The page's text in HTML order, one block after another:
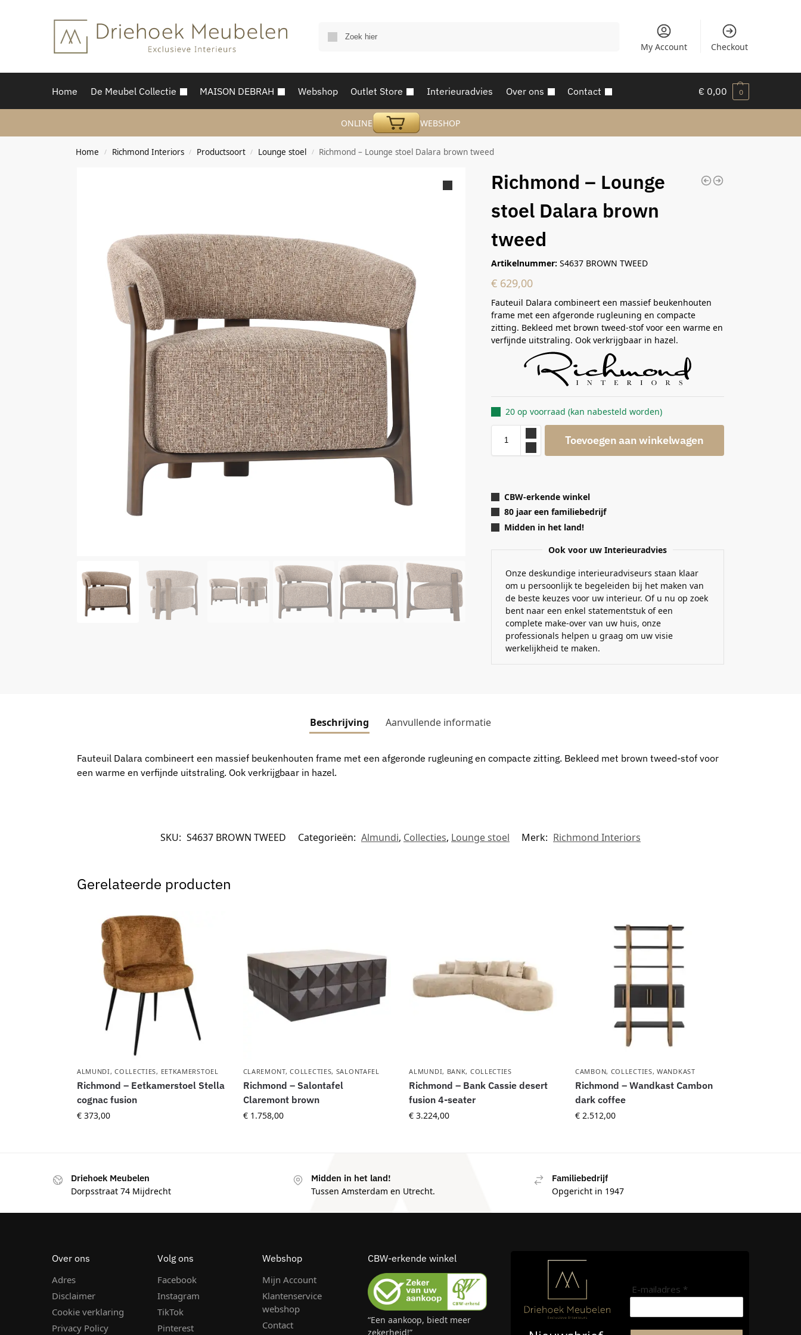
My Account Checkout
Home De Meubel Collectie MAISON DEBRAH Webshop Outlet Store Interieuradvies Over ons Contact € 0,00 0
ONLINE WEBSHOP
Home / Richmond Interiors / Productsoort / Lounge stoel / Richmond – Lounge stoel Dalara brown tweed
Richmond – Lounge
stoel Dalara brown
tweed
Artikelnummer: S4637 BROWN TWEED
€ 629,00
Fauteuil Dalara combineert een massief beukenhouten
frame met een afgeronde rugleuning en compacte
zitting. Bekleed met brown tweed-stof voor een warme en
verfijnde uitstraling. Ook verkrijgbaar in hazel.
20 op voorraad (kan nabesteld worden)
Toevoegen aan winkelwagen
CBW-erkende winkel
80 jaar een familiebedrijf
Midden in het land!
Ook voor uw Interieuradvies
Onze deskundige interieuradviseurs staan klaar
om u persoonlijk te begeleiden bij het maken van
de beste keuzes voor uw interieur. Of u nu op zoek
bent naar een enkel statementstuk of een
complete make-over van uw huis, onze
professionals helpen u graag om uw visie
werkelijkheid te maken.
Beschrijving Aanvullende informatie
Fauteuil Dalara combineert een massief beukenhouten frame met een afgeronde rugleuning en compacte zitting. Bekleed met brown tweed-stof voor
een warme en verfijnde uitstraling. Ook verkrijgbaar in hazel.
SKU: S4637 BROWN TWEED Categorieën: Almundi, Collecties, Lounge stoel Merk: Richmond Interiors
Gerelateerde producten
ALMUNDI,COLLECTIES, EETKAMERSTOEL
Richmond – Eetkamerstoel Stella
cognac fusion
€373,00
CLAREMONT,COLLECTIES, SALONTAFEL
Richmond – Salontafel
Claremont brown
€1.758,00
ALMUNDI, BANK, COLLECTIES
Richmond – Bank Cassie desert
fusion 4-seater
€ 3.224,00
CAMBON, COLLECTIES,WANDKAST
Richmond – Wandkast Cambon
dark coffee
€ 2.512,00
Driehoek Meubelen
Dorpsstraat 74 Mijdrecht
Midden in het land!
Tussen Amsterdam en Utrecht.
Familiebedrijf
Opgericht in 1947
Over ons
Adres
Disclaimer
Cookie verklaring
Privacy Policy
Volg ons
Facebook
Instagram
TikTok
Pinterest
Webshop
Mijn Account
Klantenservice
webshop
Contact
CBW-erkende winkel
“Een aankoop, biedt meer
zekerheid!”
E-mailadres *